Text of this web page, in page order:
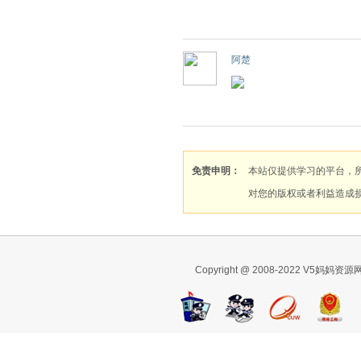
阿楚
免责申明：
本站仅提供学习的平台，
对您的版权或者利益造成
Copyright @ 2008-2022 V5妈妈资源